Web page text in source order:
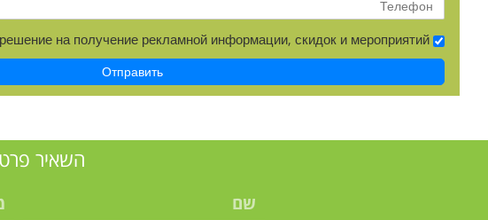
Даю
разрешение
на
рекламной
информации,
мероприятий
на получение рекламной информации, скидок и мероприятий
Отправить
השאיר